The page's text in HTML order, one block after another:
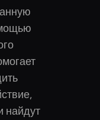
найдут